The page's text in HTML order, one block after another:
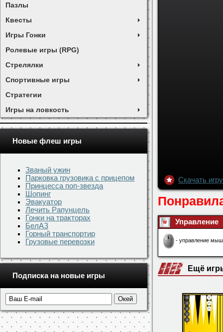
Пазлы
Квесты
Игры Гонки
Ролевые игры (RPG)
Стрелялки
Спортивные игры
Стратегии
Игры на ловкость
Новые флеш игры
Званый ужин
Парковка грузовика с прицепом
Принцесса поп-звезда
Шопинг
Эвакуатор
Лечить Рапунцель
Гонки на тракторах
БелАЗ
Горный транспортир
Грузовые перевозки
Подписка на новые игры
Скачать
Управление
- управление
Ещё